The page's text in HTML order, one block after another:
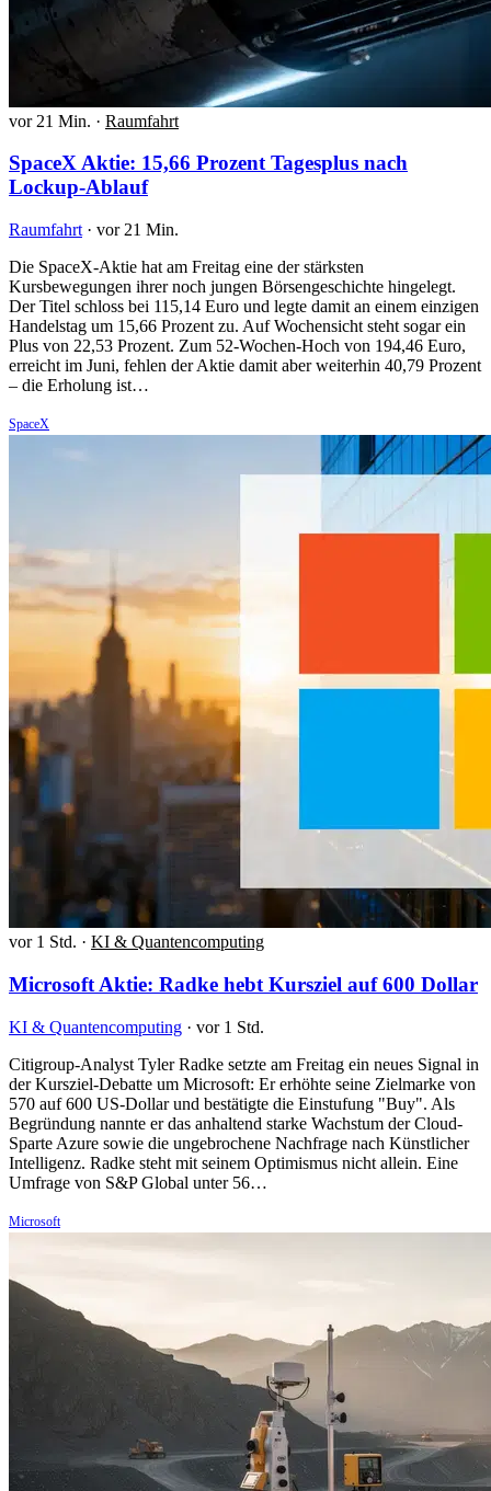
vor 21 Min. · Raumfahrt
SpaceX Aktie: 15,66 Prozent Tagesplus nach
Lockup-Ablauf
Raumfahrt · vor 21 Min.
Die SpaceX-Aktie hat am Freitag eine der stärksten
Kursbewegungen ihrer noch jungen Börsengeschichte hingelegt.
Der Titel schloss bei 115,14 Euro und legte damit an einem einzigen
Handelstag um 15,66 Prozent zu. Auf Wochensicht steht sogar ein
Plus von 22,53 Prozent. Zum 52-Wochen-Hoch von 194,46 Euro,
erreicht im Juni, fehlen der Aktie damit aber weiterhin 40,79 Prozent
– die Erholung ist…
SpaceX
vor 1 Std. · KI & Quantencomputing
Microsoft Aktie: Radke hebt Kursziel auf 600 Dollar
KI & Quantencomputing · vor 1 Std.
Citigroup-Analyst Tyler Radke setzte am Freitag ein neues Signal in
der Kursziel-Debatte um Microsoft: Er erhöhte seine Zielmarke von
570 auf 600 US-Dollar und bestätigte die Einstufung "Buy". Als
Begründung nannte er das anhaltend starke Wachstum der Cloud-
Sparte Azure sowie die ungebrochene Nachfrage nach Künstlicher
Intelligenz. Radke steht mit seinem Optimismus nicht allein. Eine
Umfrage von S&P Global unter 56…
Microsoft